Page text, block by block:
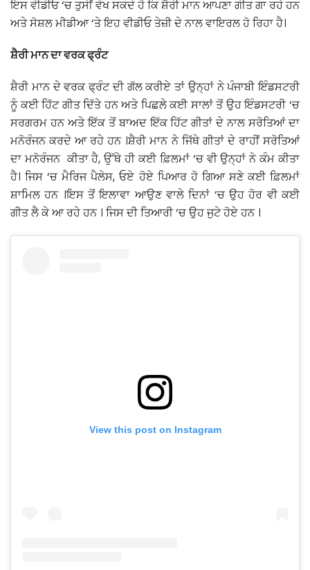
ਇਸ ਵੀਡੀਓ ‘ਚ ਤੁਸੀਂ ਵੇਖ ਸਕਦੇ ਹੋ ਕਿ ਸ਼ੈਰੀ ਮਾਨ ਆਪਣਾ ਗੀਤ ਗਾ ਰਹੇ ਹਨ
ਅਤੇ ਸੋਸ਼ਲ ਮੀਡੀਆ ‘ਤੇ ਇਹ ਵੀਡੀਓ ਤੇਜ਼ੀ ਦੇ ਨਾਲ ਵਾਇਰਲ ਹੋ ਰਿਹਾ ਹੈ।
ਸ਼ੈਰੀ ਮਾਨ ਦਾ ਵਰਕ ਫ੍ਰੰਟ
ਸ਼ੈਰੀ ਮਾਨ ਦੇ ਵਰਕ ਫ੍ਰੰਟ ਦੀ ਗੱਲ ਕਰੀਏ ਤਾਂ ਉਨ੍ਹਾਂ ਨੇ ਪੰਜਾਬੀ ਇੰਡਸਟਰੀ
ਨੂੰ ਕਈ ਹਿੱਟ ਗੀਤ ਦਿੱਤੇ ਹਨ ਅਤੇ ਪਿਛਲੇ ਕਈ ਸਾਲਾਂ ਤੋਂ ਉਹ ਇੰਡਸਟਰੀ ‘ਚ
ਸਰਗਰਮ ਹਨ ਅਤੇ ਇੱਕ ਤੋਂ ਬਾਅਦ ਇੱਕ ਹਿੱਟ ਗੀਤਾਂ ਦੇ ਨਾਲ ਸਰੋਤਿਆਂ ਦਾ
ਮਨੋਰੰਜਨ ਕਰਦੇ ਆ ਰਹੇ ਹਨ ।ਸ਼ੈਰੀ ਮਾਨ ਨੇ ਜਿੱਥੇ ਗੀਤਾਂ ਦੇ ਰਾਹੀਂ ਸਰੋਤਿਆਂ
ਦਾ ਮਨੋਰੰਜਨ ਕੀਤਾ ਹੈ, ਉੱਥੇ ਹੀ ਕਈ ਫ਼ਿਲਮਾਂ ‘ਚ ਵੀ ਉਨ੍ਹਾਂ ਨੇ ਕੰਮ ਕੀਤਾ
ਹੈ। ਜਿਸ ‘ਚ ਮੈਰਿਜ ਪੈਲੇਸ, ਓਏ ਹੋਏ ਪਿਆਰ ਹੋ ਗਿਆ ਸਣੇ ਕਈ ਫ਼ਿਲਮਾਂ
ਸ਼ਾਮਿਲ ਹਨ ।ਇਸ ਤੋਂ ਇਲਾਵਾ ਆਉਣ ਵਾਲੇ ਦਿਨਾਂ ‘ਚ ਉਹ ਹੋਰ ਵੀ ਕਈ
ਗੀਤ ਲੈ ਕੇ ਆ ਰਹੇ ਹਨ । ਜਿਸ ਦੀ ਤਿਆਰੀ ‘ਚ ਉਹ ਜੁਟੇ ਹੋਏ ਹਨ ।
View this post on Instagram